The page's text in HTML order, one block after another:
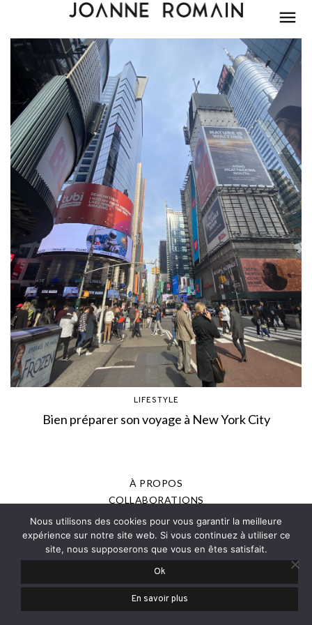
MODE
LIFESTYLE
PARIS
DÉCORATION
LIFESTYLE
Bien préparer son voyage à New York City
À PROPOS
COLLABORATIONS
MENTIONS LÉGALES
POLITIQUE DE CONFIDENTIALITÉ
PRESSE
© 2013-2025 - JOANNE ROMAIN, TOUS DROITS RÉSERVÉS
Nous utilisons des cookies pour vous garantir la meilleure
expérience sur notre site web. Si vous continuez à utiliser ce
site, nous supposerons que vous en êtes satisfait.
Ok
En savoir plus